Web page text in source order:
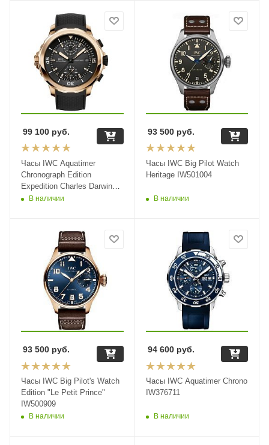
Часы IWC Aquatimer
Chronograph Edition
Expedition Charles Darwin
IW379503
В наличии
99 100 руб.
Часы IWC Big Pilot Watch
Heritage IW501004
В наличии
93 500руб.
Часы IWC Big Pilot's Watch
Edition "Le Petit Prince"
IW500909
В наличии
93 500 руб.
Часы IWC Aquatimer Chrono
IW376711
В наличии
94 600руб.